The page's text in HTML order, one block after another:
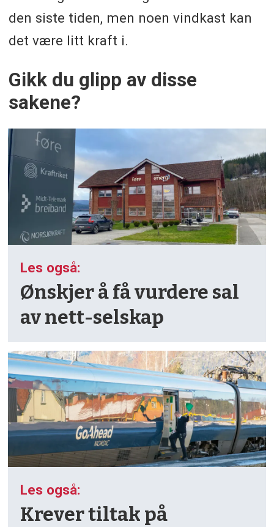
den siste tiden, men noen vindkast kan
det være litt kraft i.
Gikk du glipp av disse
sakene?
Les også:
Ønskjer å få vurdere sal
av nett-selskap
Les også:
Krever tiltak på